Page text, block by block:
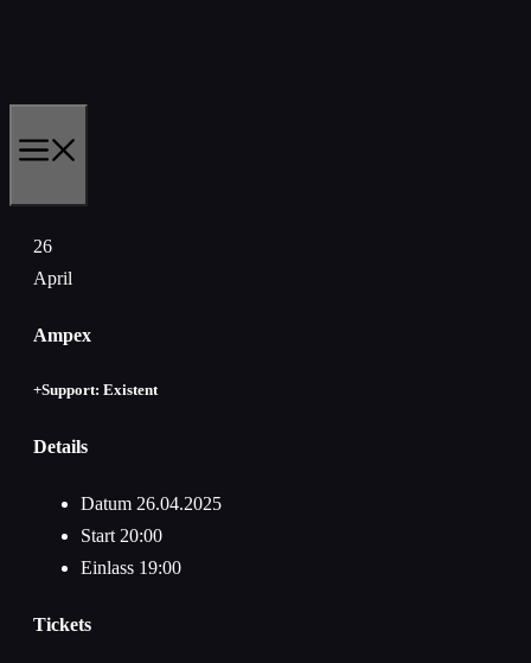
26
April
Ampex
+Support: Existent
Details
Datum 26.04.2025
Start 20:00
Einlass 19:00
Tickets